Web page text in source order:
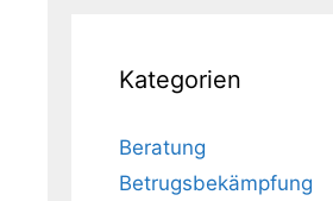
Kategorien
Beratung
Betrugsbekämpfung